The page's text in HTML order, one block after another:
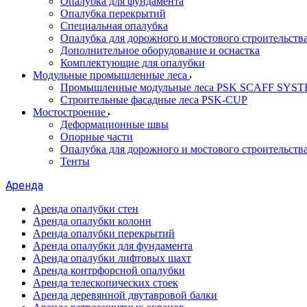
Опалубка перекрытий
Специальная опалубка
Опалубка для дорожного и мостового строительства
Дополнительное оборудование и оснастка
Комплектующие для опалубки
Модульные промышленные леса
Промышленные модульные леса PSK SCAFF
Строительные фасадные леса PSK-CUP
Мостостроение
Деформационные швы
Опорные части
Опалубка для дорожного и мостового строительства
Тенты
Аренда
Аренда опалубки стен
Аренда опалубки колонн
Аренда опалубки перекрытий
Аренда опалубки для фундамента
Аренда опалубки лифтовых шахт
Аренда контрфорсной опалубки
Аренда телескопических стоек
Аренда деревянной двутавровой балки